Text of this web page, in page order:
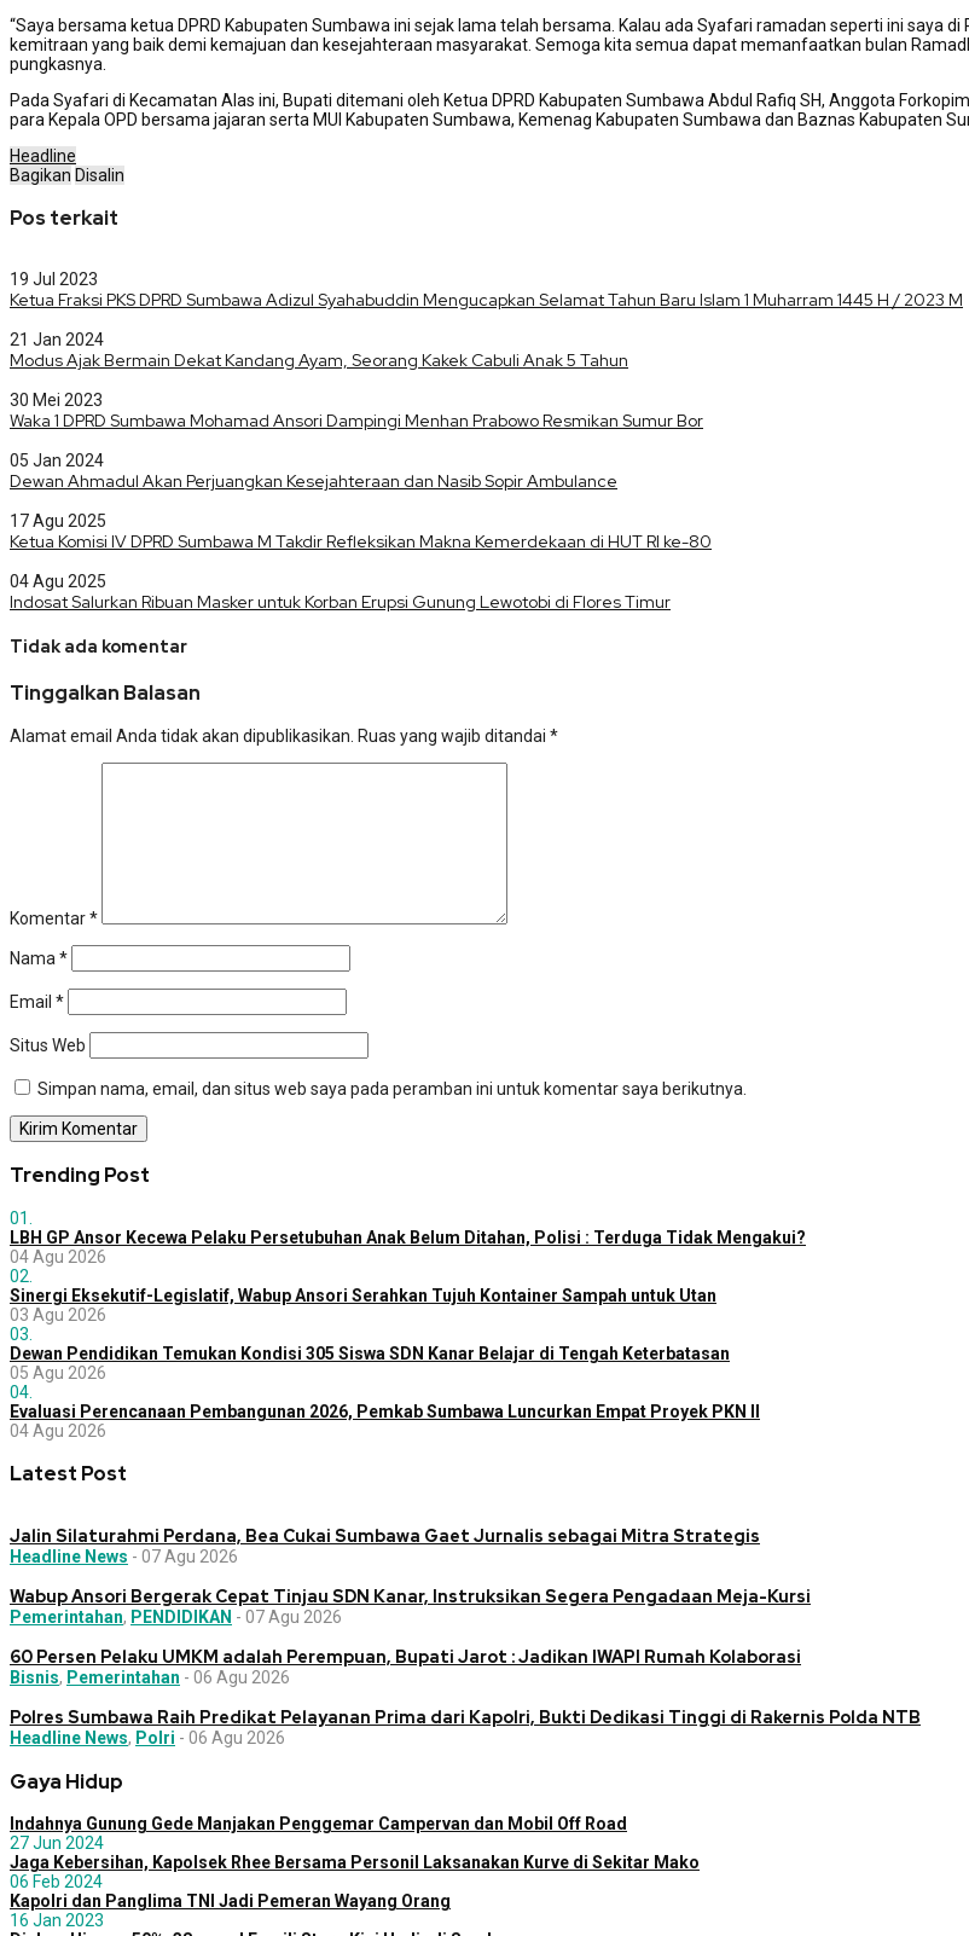
“Saya bersama ketua DPRD Kabupaten Sumbawa ini sejak lama telah bersama. Kalau ada Syafari ramadan seperti ini saya
kemitraan yang baik demi kemajuan dan kesejahteraan masyarakat. Semoga kita semua dapat memanfaatkan bulan
pungkasnya.
Pada Syafari di Kecamatan Alas ini, Bupati ditemani oleh Ketua DPRD Kabupaten Sumbawa Abdul Rafiq SH, Anggota
para Kepala OPD bersama jajaran serta MUI Kabupaten Sumbawa, Kemenag Kabupaten Sumbawa dan Baznas Kabupaten
Headline
Bagikan Disalin
Pos terkait
19 Jul 2023
Ketua Fraksi PKS DPRD Sumbawa Adizul Syahabuddin Mengucapkan Selamat Tahun Baru Islam 1 Muharram 1445 H / 2023 M
21 Jan 2024
Modus Ajak Bermain Dekat Kandang Ayam, Seorang Kakek Cabuli Anak 5 Tahun
30 Mei 2023
Waka 1 DPRD Sumbawa Mohamad Ansori Dampingi Menhan Prabowo Resmikan Sumur Bor
05 Jan 2024
Dewan Ahmadul Akan Perjuangkan Kesejahteraan dan Nasib Sopir Ambulance
17 Agu 2025
Ketua Komisi IV DPRD Sumbawa M Takdir Refleksikan Makna Kemerdekaan di HUT RI ke-80
04 Agu 2025
Indosat Salurkan Ribuan Masker untuk Korban Erupsi Gunung Lewotobi di Flores Timur
Tidak ada komentar
Tinggalkan Balasan
Alamat email Anda tidak akan dipublikasikan. Ruas yang wajib ditandai *
Komentar*
Nama *
Email *
Situs Web
Simpan nama, email, dan situs web saya pada peramban ini untuk komentar saya berikutnya.
Trending Post
01.
LBH GP Ansor Kecewa Pelaku Persetubuhan Anak Belum Ditahan, Polisi : Terduga Tidak Mengakui?
04 Agu 2026
02.
Sinergi Eksekutif-Legislatif, Wabup Ansori Serahkan Tujuh Kontainer Sampah untuk Utan
03 Agu 2026
03.
Dewan Pendidikan Temukan Kondisi 305 Siswa SDN Kanar Belajar di Tengah Keterbatasan
05 Agu 2026
04.
Evaluasi Perencanaan Pembangunan 2026, Pemkab Sumbawa Luncurkan Empat Proyek PKN II
04 Agu 2026
Latest Post
Jalin Silaturahmi Perdana, Bea Cukai Sumbawa Gaet Jurnalis sebagai Mitra Strategis
Headline News - 07 Agu 2026
Wabup Ansori Bergerak Cepat Tinjau SDN Kanar, Instruksikan Segera Pengadaan Meja-Kursi
Pemerintahan, PENDIDIKAN - 07 Agu 2026
60 Persen Pelaku UMKM adalah Perempuan, Bupati Jarot : Jadikan IWAPI Rumah Kolaborasi
Bisnis, Pemerintahan - 06 Agu 2026
Polres Sumbawa Raih Predikat Pelayanan Prima dari Kapolri, Bukti Dedikasi Tinggi di Rakernis Polda NTB
Headline News, Polri - 06 Agu 2026
Gaya Hidup
Indahnya Gunung Gede Manjakan Penggemar Campervan dan Mobil Off Road
27 Jun 2024
Jaga Kebersihan, Kapolsek Rhee Bersama Personil Laksanakan Kurve di Sekitar Mako
06 Feb 2024
Kapolri dan Panglima TNI Jadi Pemeran Wayang Orang
16 Jan 2023